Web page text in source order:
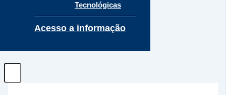
Tecnológicas
Acesso a informação